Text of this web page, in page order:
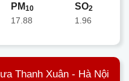
PM10
17.88
SO2
1.96
Thanh Xuân - Hà Nội